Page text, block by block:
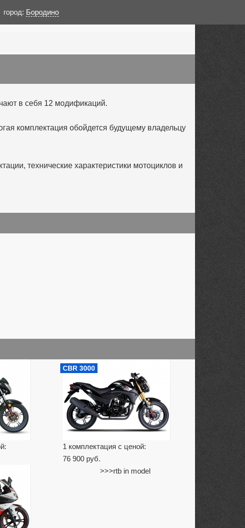
город: Бородино
в себя 12 модификаций.
комплектация обойдется будущему владельцу
технические характеристики мотоциклов и
CBR 3000
1 комплектация с ценой:
76 900 руб.
>>>rtb in model